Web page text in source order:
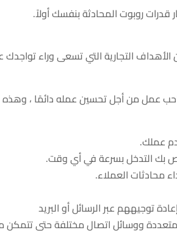
التجارية التي تسعى وراء تواجدك
عمل من أجل تحسين عمله دائمًا ، وهذه
عملك.
محادثات العملاء.
توجيههم عبر الرسائل أو البريد
متعددة ووسائل اتصال مختلفة حتى